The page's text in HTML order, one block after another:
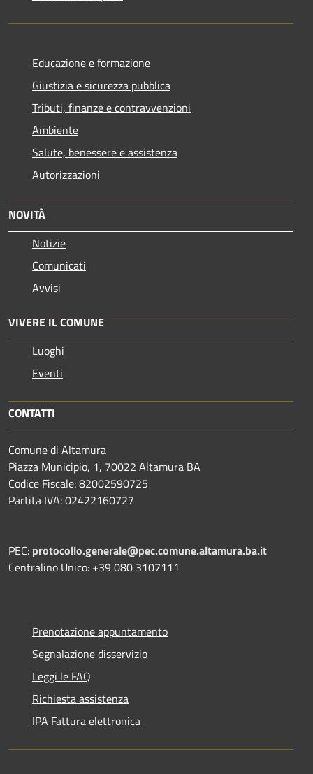
Educazione e formazione
Giustizia e sicurezza pubblica
Tributi, finanze e contravvenzioni
Ambiente
Salute, benessere e assistenza
Autorizzazioni
NOVITÀ
Notizie
Comunicati
Avvisi
VIVERE IL COMUNE
Luoghi
Eventi
CONTATTI
Comune di Altamura
Piazza Municipio, 1, 70022 Altamura BA
Codice Fiscale: 82002590725
Partita IVA: 02422160727
PEC: protocollo.generale@pec.comune.altamura.ba.it
Centralino Unico: +39 080 3107111
Prenotazione appuntamento
Segnalazione disservizio
Leggi le FAQ
Richiesta assistenza
IPA Fattura elettronica